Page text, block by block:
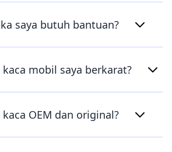
saya butuh bantuan?
mobil saya berkarat?
OEM dan original?